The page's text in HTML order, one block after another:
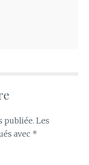
publiée. Les
avec *